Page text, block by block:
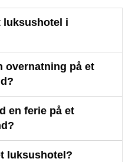
luksushotel i
overnatning på et
en ferie på et
luksushotel?